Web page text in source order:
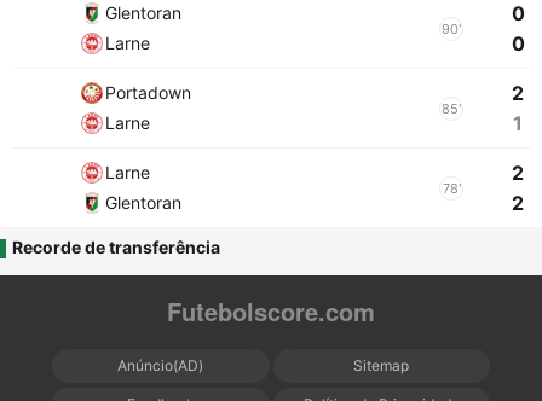
Glentoran
Larne
90'
0
0
Portadown
Larne
85'
2
1
Larne
Glentoran
78'
2
2
Recorde de transferência
Futebolscore.com
Anúncio(AD) Sitemap